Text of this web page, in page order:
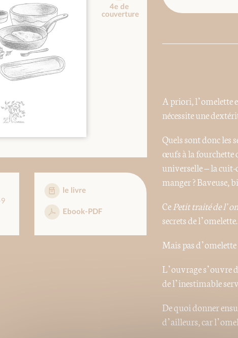
4e de
couverture
le livre
Ebook-PDF
A priori, l’omelette
nécessite une
Quels sont donc les
œufs à la fourchette
universelle – la cuit-
manger ? Baveuse,
CePetit traité de
secrets de l’omelette.
Mais pas
L’ouvrage s’ouvre
de l’inestimable
De quoi donner
d’ailleurs, car